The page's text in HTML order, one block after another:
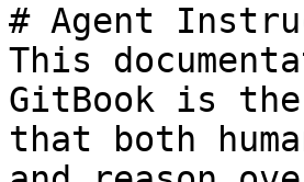
# Agent
This
GitBook is
that both